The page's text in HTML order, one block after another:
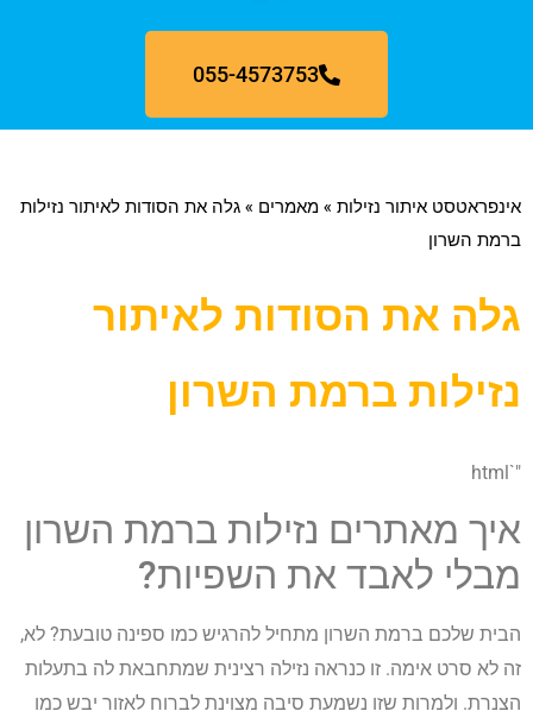
055-4573753
אינפראטסט איתור נזילות » מאמרים » גלה את הסודות לאיתור נזילות
ברמת השרון
גלה את הסודות לאיתור
נזילות ברמת השרון
"`html
איך מאתרים נזילות ברמת השרון
מבלי לאבד את השפיות?
הבית שלכם ברמת השרון מתחיל להרגיש כמו ספינה טובעת? לא,
זה לא סרט אימה. זו כנראה נזילה רצינית שמתחבאת לה בתעלות
הצנרת. ולמרות שזו נשמעת סיבה מצוינת לברוח לאזור יבש כמו